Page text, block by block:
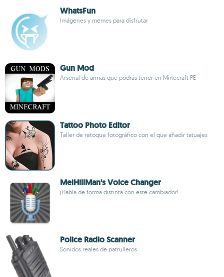
WhatsFun
Imágenes y memes para disfrutar
Gun Mod
Arsenal de armas que podrás tener en Minecraft PE
Tattoo Photo Editor
Taller de retoque fotográfico con el que añadir tatuajes
MeiHillMan's Voice Changer
¡Habla de forma distinta con este cambiador!
Police Radio Scanner
Sonidos reales de patrulleros